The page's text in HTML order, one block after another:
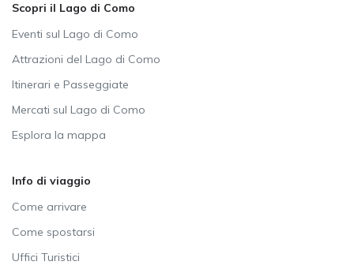
Scopri il Lago di Como
Eventi sul Lago di Como
Attrazioni del Lago di Como
Itinerari e Passeggiate
Mercati sul Lago di Como
Esplora la mappa
Info di viaggio
Come arrivare
Come spostarsi
Uffici Turistici